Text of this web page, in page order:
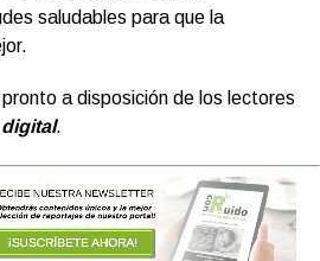
saludables para que la
a disposición de los lectores
digital.